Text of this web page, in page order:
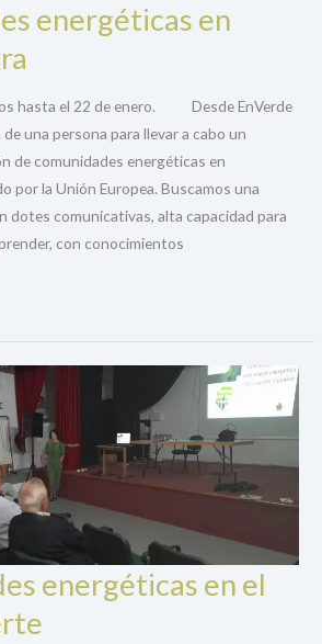
energéticas en
hasta el 22 de enero. Desde EnVerde
una persona para llevar a cabo un
de comunidades energéticas en
por la Unión Europea. Buscamos una
dotes comunicativas, alta capacidad para
con conocimientos
energéticas en el